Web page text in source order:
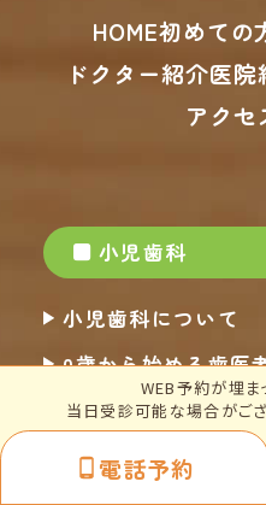
HOME初めての
ドクター紹介医院
アクセ
小児歯科
小児歯科について
0歳から始める歯医
「0歳からの予防歯
0歳-2歳での治療方
WEB予約が埋ま
当日受診可能な場合がご
電話予約